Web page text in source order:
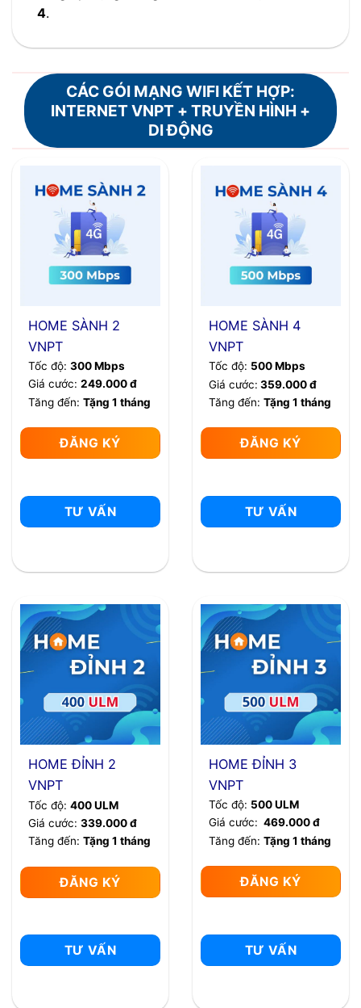
4.
CÁC GÓI MẠNG WIFI KẾT HỢP:
INTERNET VNPT + TRUYỀN HÌNH +
DI ĐỘNG
HOME SÀNH 2
VNPT
Tốc độ: 300 Mbps
Giá cước: 249.000 đ
Tăng đến: Tặng 1 tháng
ĐĂNG KÝ
TƯ VẤN
HOME SÀNH 4
VNPT
Tốc độ: 500 Mbps
Giá cước: 359.000 đ
Tăng đến: Tặng 1 tháng
ĐĂNG KÝ
TƯ VẤN
HOME ĐỈNH 2
VNPT
Tốc độ: 400 ULM
Giá cước: 339.000 đ
Tăng đến: Tặng 1 tháng
ĐĂNG KÝ
TƯ VẤN
HOME ĐỈNH 3
VNPT
Tốc độ: 500 ULM
Giá cước: 469.000 đ
Tăng đến: Tặng 1 tháng
ĐĂNG KÝ
TƯ VẤN